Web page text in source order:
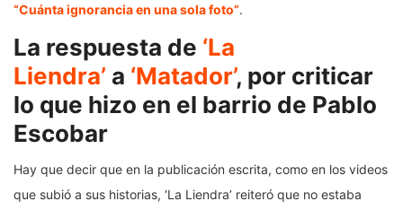
“Cuánta ignorancia en una sola foto”.
La respuesta de ‘La
Liendra’ a ‘Matador’, por criticar
lo que hizo en el barrio de Pablo
Escobar
Hay que decir que en la publicación escrita, como en los videos
que subió a sus historias, ‘La Liendra’ reiteró que no estaba